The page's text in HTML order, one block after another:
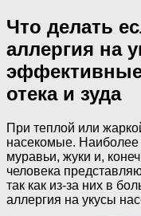
Что делать
аллергия на
отека и зуда
При теплой или
насекомые. Наиболее
муравьи, жуки и,
человека
так как из-за них в
аллергия на укусы